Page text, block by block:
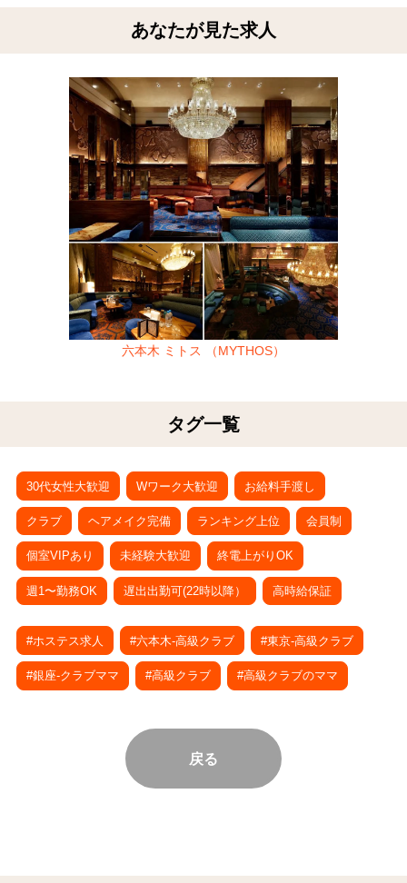
あなたが見た求人
六本木 ミトス （MYTHOS）
タグ一覧
30代女性大歓迎 Wワーク大歓迎 お給料手渡し
クラブ ヘアメイク完備 ランキング上位 会員制
個室VIPあり 未経験大歓迎 終電上がりOK
週1〜勤務OK 遅出出勤可(22時以降） 高時給保証
#ホステス求人 #六本木-高級クラブ #東京-高級クラブ
#銀座-クラブママ #高級クラブ #高級クラブのママ
戻る